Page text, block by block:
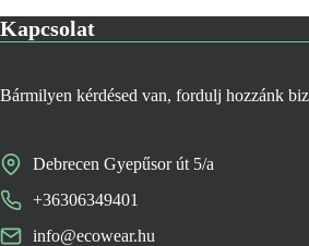
Kapcsolat
Bármilyen kérdésed van, fordulj hozzánk
Debrecen Gyepűsor út 5/a
+36306349401
info@ecowear.hu